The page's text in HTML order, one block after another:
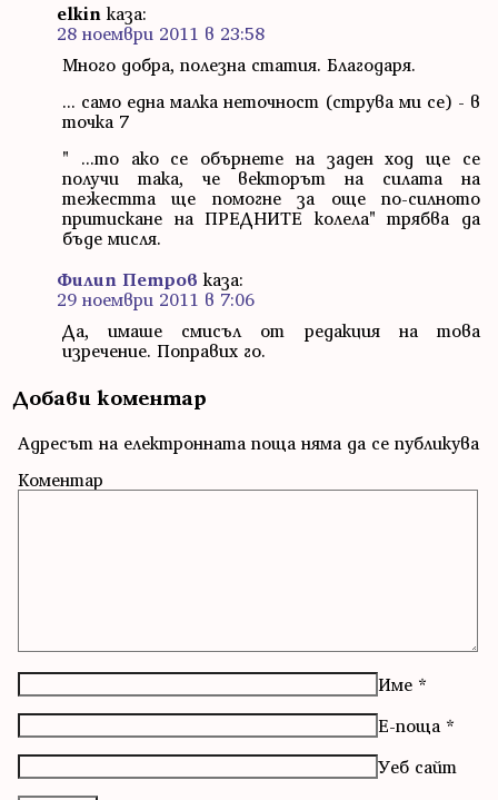
elkin каза:
28 ноември 2011 в 23:58
Много добра, полезна статия. Благодаря.
... само една малка неточност (струва ми се) - в
точка 7
" ...то ако се обърнете на заден ход ще се
получи така, че векторът на силата на
тежестта ще помогне за още по-силното
притискане на ПРЕДНИТЕ колела" трябва да
бъде мисля.
Филип Петров каза:
29 ноември 2011 в 7:06
Да, имаше смисъл от редакция на това
изречение. Поправих го.
Добави коментар
Адресът на електронната поща няма да се публикува
Коментар
Име *
Е-поща *
Уеб сайт